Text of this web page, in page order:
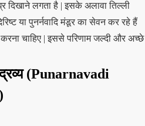
दिखाने लगता है | इसके अलावा तिल्ली
या पुनर्नवादि मंडूर का सेवन कर रहे हैं
चाहिए | इससे परिणाम जल्दी और अच्छे
(Punarnavadi